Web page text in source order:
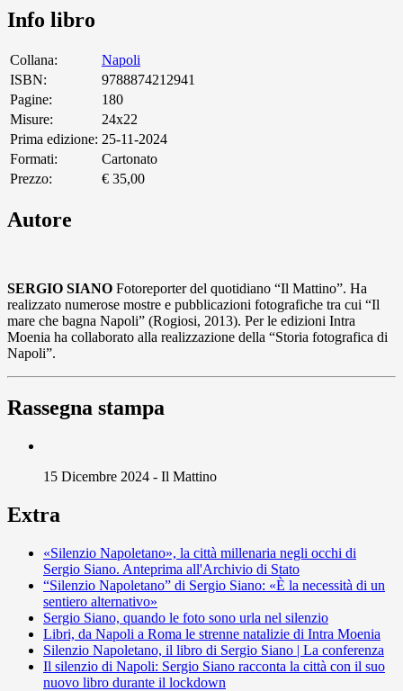
Info libro
Collana:
Napoli
ISBN:
9788874212941
Pagine:
180
Misure:
24x22
Prima edizione: 25-11-2024
Formati:
Cartonato
Prezzo:
€ 35,00
Autore
SERGIO SIANO Fotoreporter del quotidiano “Il Mattino”. Ha
realizzato numerose mostre e pubblicazioni fotografiche tra cui “Il
mare che bagna Napoli” (Rogiosi, 2013). Per le edizioni Intra
Moenia ha collaborato alla realizzazione della “Storia fotografica di
Napoli”.
Rassegna stampa
15 Dicembre 2024 - Il Mattino
Extra
«Silenzio Napoletano», la città millenaria negli occhi di
Sergio Siano. Anteprima all'Archivio di Stato
“Silenzio Napoletano” di Sergio Siano: «È la necessità di un
sentiero alternativo»
Sergio Siano, quando le foto sono urla nel silenzio
Libri, da Napoli a Roma le strenne natalizie di Intra Moenia
Silenzio Napoletano, il libro di Sergio Siano | La conferenza
Il silenzio di Napoli: Sergio Siano racconta la città con il suo
nuovo libro durante il lockdown